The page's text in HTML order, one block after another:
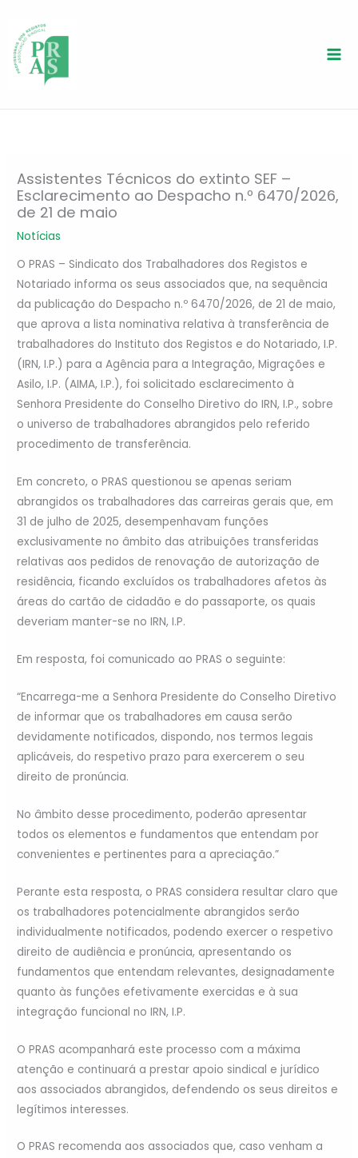
content
Assistentes Técnicos do extinto SEF –
Esclarecimento ao Despacho n.º 6470/2026,
de 21 de maio
Notícias
O PRAS – Sindicato dos Trabalhadores dos Registos e
Notariado informa os seus associados que, na sequência
da publicação do Despacho n.º 6470/2026, de 21 de maio,
que aprova a lista nominativa relativa à transferência de
trabalhadores do Instituto dos Registos e do Notariado, I.P.
(IRN, I.P.) para a Agência para a Integração, Migrações e
Asilo, I.P. (AIMA, I.P.), foi solicitado esclarecimento à
Senhora Presidente do Conselho Diretivo do IRN, I.P., sobre
o universo de trabalhadores abrangidos pelo referido
procedimento de transferência.
Em concreto, o PRAS questionou se apenas seriam
abrangidos os trabalhadores das carreiras gerais que, em
31 de julho de 2025, desempenhavam funções
exclusivamente no âmbito das atribuições transferidas
relativas aos pedidos de renovação de autorização de
residência, ficando excluídos os trabalhadores afetos às
áreas do cartão de cidadão e do passaporte, os quais
deveriam manter-se no IRN, I.P.
Em resposta, foi comunicado ao PRAS o seguinte:
“Encarrega-me a Senhora Presidente do Conselho Diretivo
de informar que os trabalhadores em causa serão
devidamente notificados, dispondo, nos termos legais
aplicáveis, do respetivo prazo para exercerem o seu
direito de pronúncia.
No âmbito desse procedimento, poderão apresentar
todos os elementos e fundamentos que entendam por
convenientes e pertinentes para a apreciação.”
Perante esta resposta, o PRAS considera resultar claro que
os trabalhadores potencialmente abrangidos serão
individualmente notificados, podendo exercer o respetivo
direito de audiência e pronúncia, apresentando os
fundamentos que entendam relevantes, designadamente
quanto às funções efetivamente exercidas e à sua
integração funcional no IRN, I.P.
O PRAS acompanhará este processo com a máxima
atenção e continuará a prestar apoio sindical e jurídico
aos associados abrangidos, defendendo os seus direitos e
legítimos interesses.
O PRAS recomenda aos associados que, caso venham a
e
s
q
r